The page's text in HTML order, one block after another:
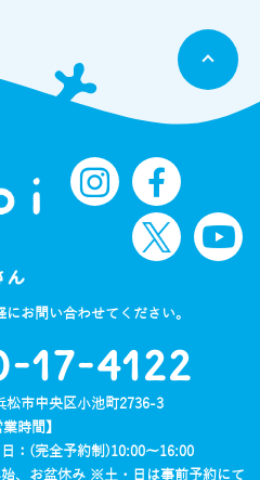
つきましては、サイト管理会社におい
改善・向上を目指すことに加え、メー
客様による購買の分析をして、当社の
タ（お客様が指定された他の方の宛
人情報保護法を遵守し、お客様のプラ
いをすることを規約などで義務づけ
た場合及び以下のいずれかに該当す
者へ開示又は提供いたしません。
られた場合
ために必要な場合であって、お客さ
合
育成の推進のために特に必要がある
ることが困難である場合
務を実施する上で、協力する必要が
お問い合わせてください。
17-4122
松市中央区小池町2736-3
業時間】
：(完全予約制)10:00～16:00
始、お盆休み ※土・日は事前予約にて